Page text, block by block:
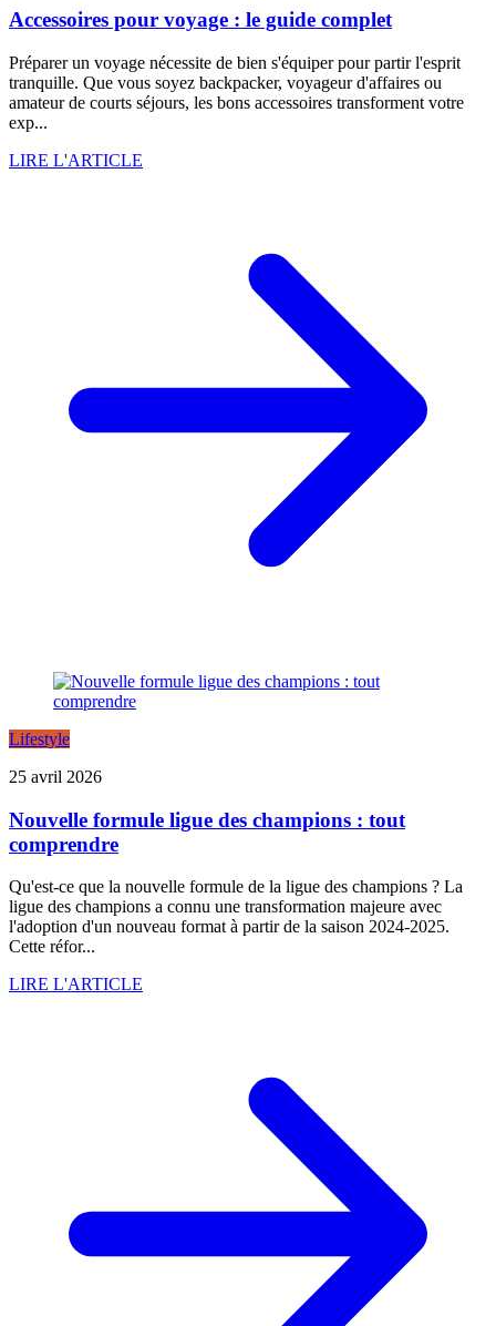
Accessoires pour voyage : le guide complet
Préparer un voyage nécessite de bien s'équiper pour partir l'esprit
tranquille. Que vous soyez backpacker, voyageur d'affaires ou
amateur de courts séjours, les bons accessoires transforment votre
exp...
LIRE L'ARTICLE
Lifestyle
25 avril 2026
Nouvelle formule ligue des champions : tout
comprendre
Qu'est-ce que la nouvelle formule de la ligue des champions ? La
ligue des champions a connu une transformation majeure avec
l'adoption d'un nouveau format à partir de la saison 2024-2025.
Cette réfor...
LIRE L'ARTICLE